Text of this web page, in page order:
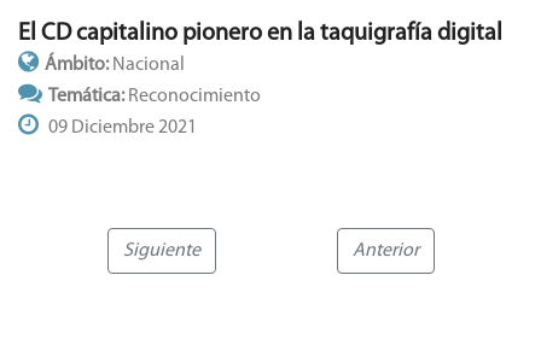
El CD capitalino pionero en la taquigrafía digital
Ámbito:Nacional
Temática:Reconocimiento
09 Diciembre 2021
Siguiente Anterior